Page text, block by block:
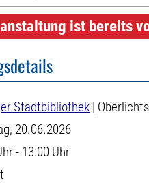
ist bereits
Stadtbibliothek |
20.06.2026
- 13:00 Uhr